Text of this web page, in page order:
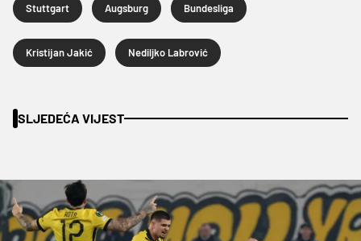
Stuttgart Augsburg Bundesliga
Kristijan Jakić Nediljko Labrović
SLJEDEĆA VIJEST